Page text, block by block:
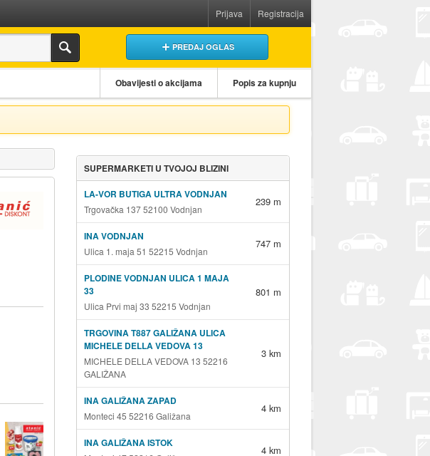
Prijava Registracija
PREDAJ OGLAS
Obavijesti o akcijama Popis za kupnju
SUPERMARKETI U TVOJOJ BLIZINI
LA-VOR BUTIGA ULTRA VODNJAN
Trgovačka 137 52100 Vodnjan
239 m
INA VODNJAN
Ulica 1. maja 51 52215 Vodnjan
747 m
PLODINE VODNJAN ULICA 1 MAJA
33
Ulica Prvi maj 33 52215 Vodnjan
801 m
TRGOVINA T887 GALIŽANA ULICA
MICHELE DELLA VEDOVA 13
MICHELE DELLA VEDOVA 13 52216
GALIŽANA
3 km
INA GALIŽANA ZAPAD
Monteci 45 52216 Galižana
4 km
INA GALIŽANA ISTOK
4 km